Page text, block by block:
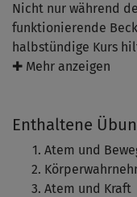
Nicht nur während
funktionierende
halbstündige Kurs
Übungen, sich die
Hebamme
✚ Mehr anzeigen
Enthaltene
Atem und
Atem und Kraft